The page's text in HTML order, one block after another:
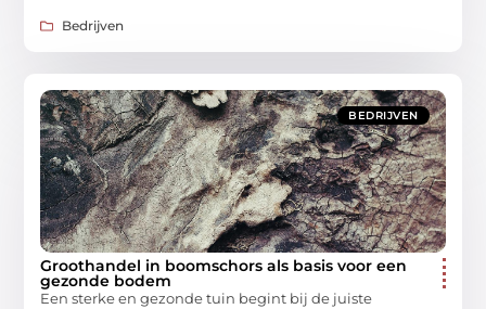
Bedrijven
BEDRIJVEN
Groothandel in boomschors als basis voor een
gezonde bodem
Een sterke en gezonde tuin begint bij de juiste